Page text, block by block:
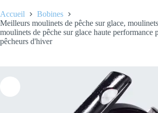
Accueil
Bobines
Meilleurs moulinets de pêche sur glace,
moulinets de pêche sur glace haute performance
pêcheurs d'hiver